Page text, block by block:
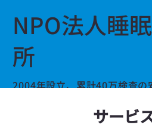
NPO法人睡
所
2004年設立、累計40万検査の
運輸業のSASスクリーニング
サービ